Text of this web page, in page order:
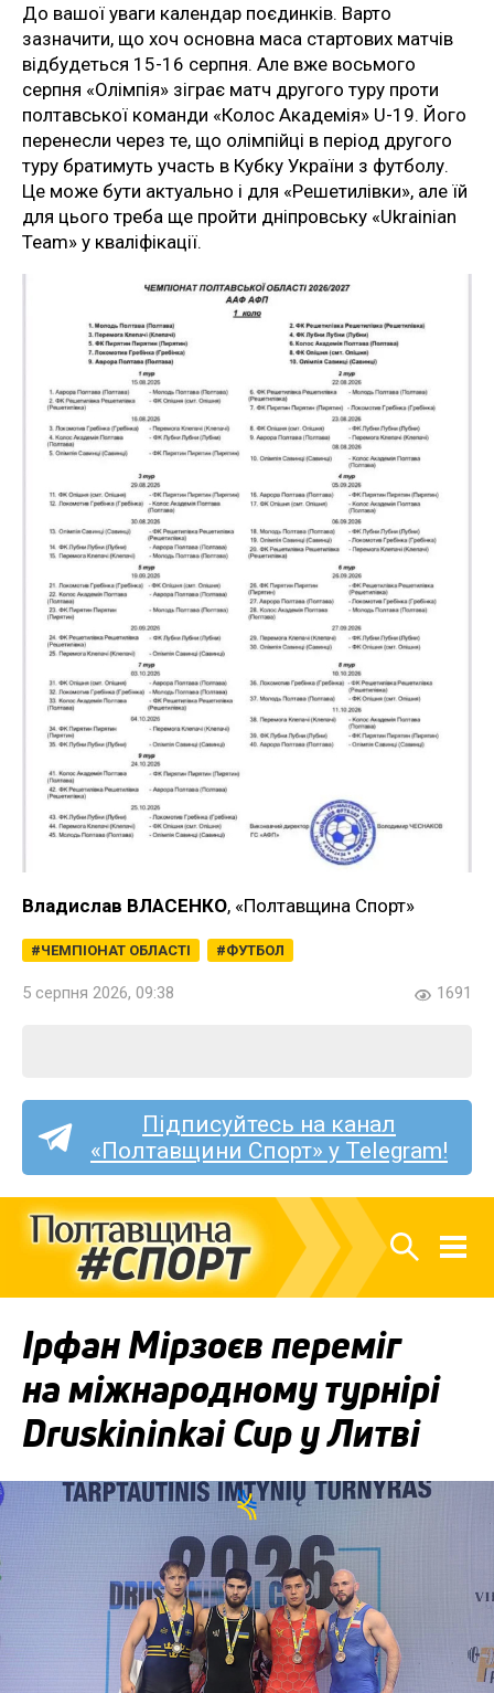
До вашої уваги календар поєдинків. Варто
зазначити, що хоч основна маса стартових матчів
відбудеться 15-16 серпня. Але вже восьмого
серпня «Олімпія» зіграє матч другого туру проти
полтавської команди «Колос Академія» U-19. Його
перенесли через те, що олімпійці в період другого
туру братимуть участь в Кубку України з футболу.
Це може бути актуально і для «Решетилівки», але їй
для цього треба ще пройти дніпровську «Ukrainian
Team» у кваліфікації.
Владислав ВЛАСЕНКО, «Полтавщина Спорт»
ЧЕМПІОНАТ ОБЛАСТІ ФУТБОЛ
5 серпня 2026, 09:38 1691
Підписуйтесь на канал
«Полтавщини Спорт» у Telegram!
Ірфан Мірзоєв переміг
на міжнародному турнірі
Druskininkai Cup у Литві